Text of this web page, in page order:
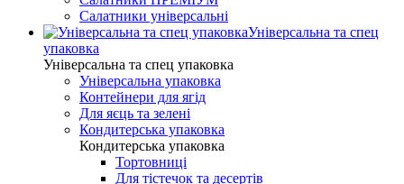
Салатники універсальні
Універсальна та спец
упаковка
Універсальна та спец упаковка
Універсальна упаковка
Контейнери для ягід
Для яєць та зелені
Кондитерська упаковка
Кондитерська упаковка
Тортовниці
Для тістечок та десертів